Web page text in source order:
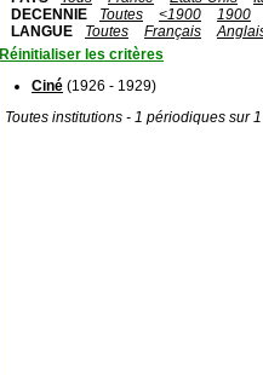
DECENNIE
Toutes <1900
1900
LANGUE
Toutes Français
Réinitialiser les critères
Ciné (1926 - 1929)
Toutes institutions - 1 périodiques sur